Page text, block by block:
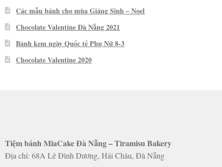
Các mẫu bánh cho mùa Giáng Sinh – Noel
Chocolate Valentine Đà Nẵng 2021
Bánh kem ngày Quốc tế Phụ Nữ 8-3
Chocolate Valentine 2020
Tiệm bánh MiaCake Đà Nẵng – Tiramisu Bakery
Địa chỉ: 68A Lê Đình Dương, Hải Châu, Đà Nẵng